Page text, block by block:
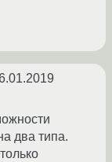
два типа.